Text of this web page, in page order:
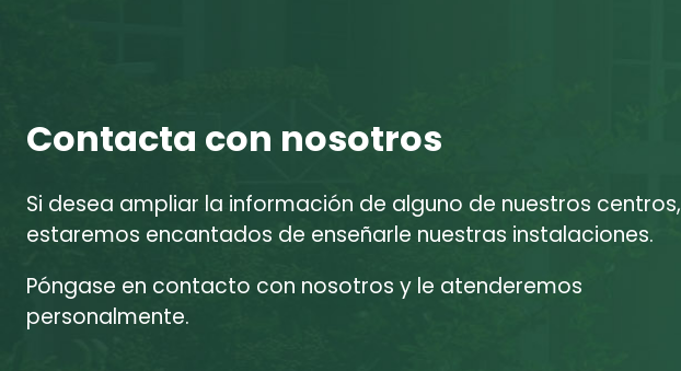
Contacta con nosotros
Si desea ampliar la información de alguno de nuestros centros,
estaremos encantados de enseñarle nuestras instalaciones.
Póngase en contacto con nosotros y le atenderemos
personalmente.